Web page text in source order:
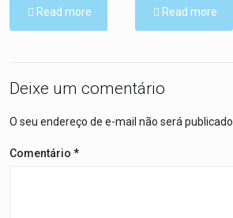
Read more Read more
Deixe um comentário
O seu endereço de e-mail não será publicado.
Comentário *